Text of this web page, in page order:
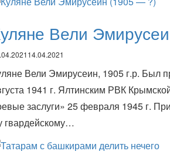
Вели
14.04.2021
Вели Эмирусеин, 1905 г.р. Был
1941 г. Ялтинским РВК
заслуги» 25 февраля 1945 г.
гвардейскому…